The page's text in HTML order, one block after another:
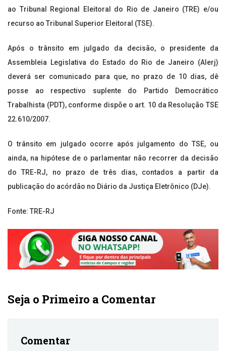
ao Tribunal Regional Eleitoral do Rio de Janeiro (TRE) e/ou
recurso ao Tribunal Superior Eleitoral (TSE).
Após o trânsito em julgado da decisão, o presidente da
Assembleia Legislativa do Estado do Rio de Janeiro (Alerj)
deverá ser comunicado para que, no prazo de 10 dias, dê
posse ao respectivo suplente do Partido Democrático
Trabalhista (PDT), conforme dispõe o art. 10 da Resolução TSE
22.610/2007.
O trânsito em julgado ocorre após julgamento do TSE, ou
ainda, na hipótese de o parlamentar não recorrer da decisão
do TRE-RJ, no prazo de três dias, contados a partir da
publicação do acórdão no Diário da Justiça Eletrônico (DJe).
Fonte: TRE-RJ
Seja o Primeiro a Comentar
Comentar